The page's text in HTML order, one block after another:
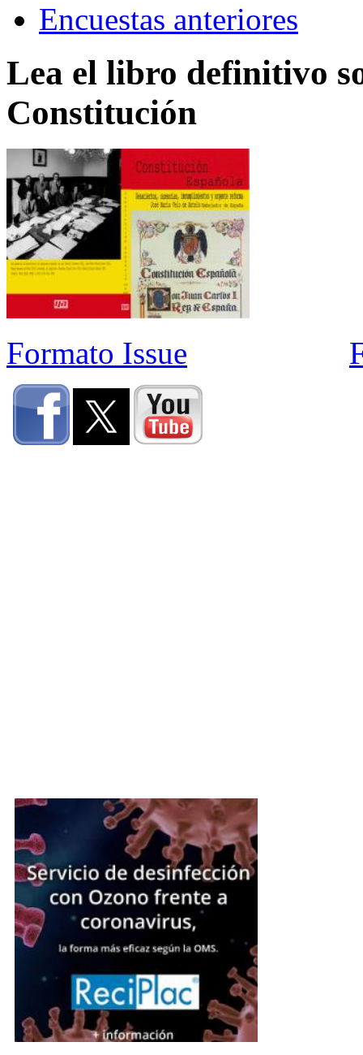
Encuestas anteriores
Lea el libro definitivo
Constitución
Formato Issue